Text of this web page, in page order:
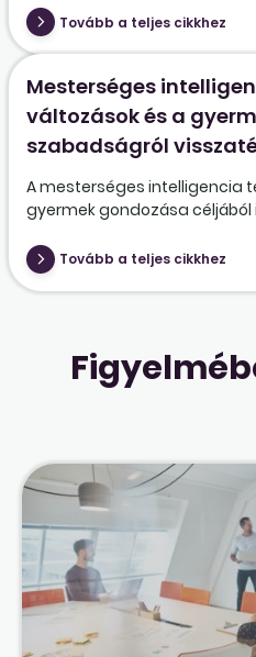
Tovább a teljes cikkhez
Mesterséges
változások és a
szabadságról
A mesterséges intelligencia
gyermek gondozása céljából
Tovább a teljes cikkhez